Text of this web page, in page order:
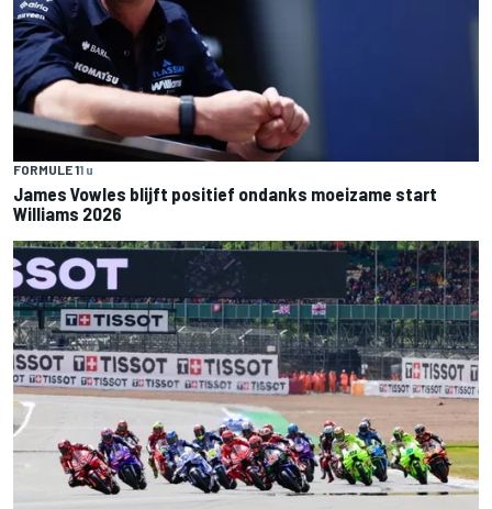
FORMULE 11 u
James Vowles blijft positief ondanks moeizame start
Williams 2026